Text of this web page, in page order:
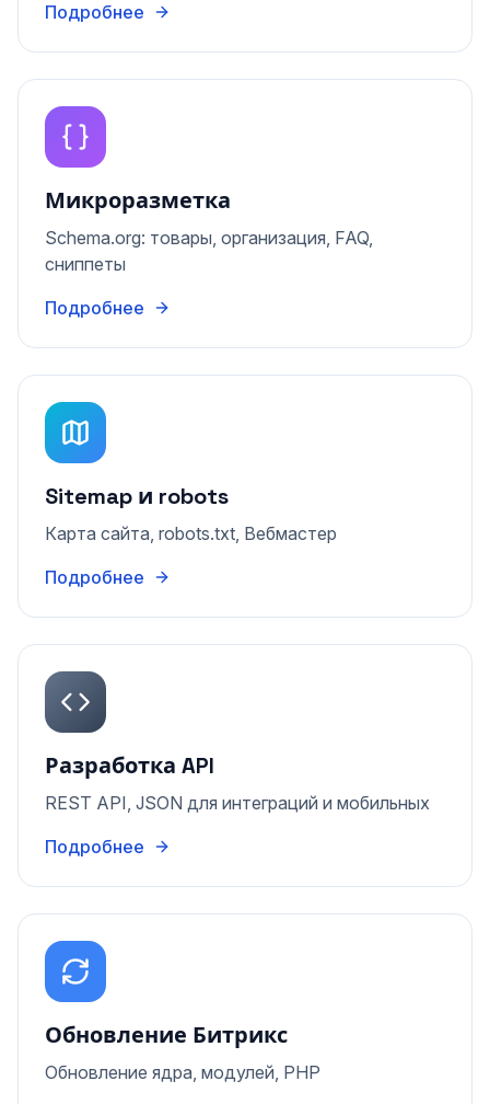
Подробнее
Микроразметка
Schema.org: товары, организация, FAQ,
сниппеты
Подробнее
Sitemap и robots
Карта сайта, robots.txt, Вебмастер
Подробнее
Разработка API
REST API, JSON для интеграций и мобильных
Подробнее
Обновление Битрикс
Обновление ядра, модулей, PHP